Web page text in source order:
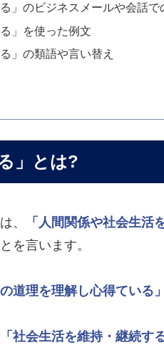
る」のビジネスメールや会話
」を使った例文
」の類語や言い替え
」とは?
、
「人間関係や社会生
を言います。
の道理を理解し心得ている」
「社会生活を維持・継続